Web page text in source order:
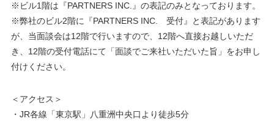
※ビル1階は『PARTNERS INC.』の表記のみとなっております。
※弊社のビル2階に『PARTNERS INC. 受付』と表記があります
が、当面談会は12階で行いますので、12階へ直接お越しいただ
き、12階の受付電話にて「面談でご来社いただいた旨」をお申し
付けください。
＜アクセス＞
・JR各線「東京駅」八重洲中央口より徒歩5分